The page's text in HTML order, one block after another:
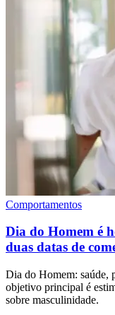
Comportamentos
Dia do Homem é
duas datas de
Dia do Homem: saúde,
objetivo principal é
sobre masculinidade.